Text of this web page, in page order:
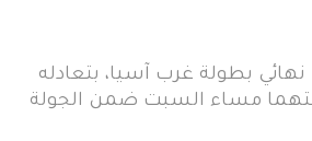
بطولة غرب آسيا، بتعادله
مساء السبت ضمن الجولة